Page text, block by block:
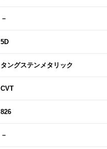
－
5D
タングステンメタリック
CVT
826
－